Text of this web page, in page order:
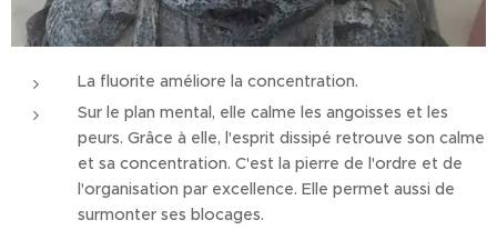
La fluorite améliore la concentration.
Sur le plan mental, elle calme les angoisses et les
peurs. Grâce à elle, l'esprit dissipé retrouve son calme
et sa concentration. C'est la pierre de l'ordre et de
l'organisation par excellence. Elle permet aussi de
surmonter ses blocages.